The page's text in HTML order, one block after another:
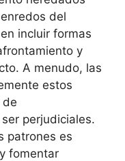
del
incluir formas
y
A menudo, las
estos
de
perjudiciales.
patrones es
fomentar